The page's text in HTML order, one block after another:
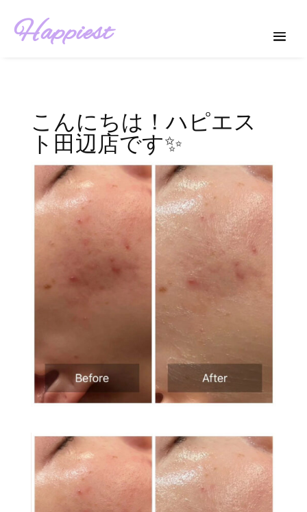
Happiest
こんにちは！ハピエス
ト田辺店です✨